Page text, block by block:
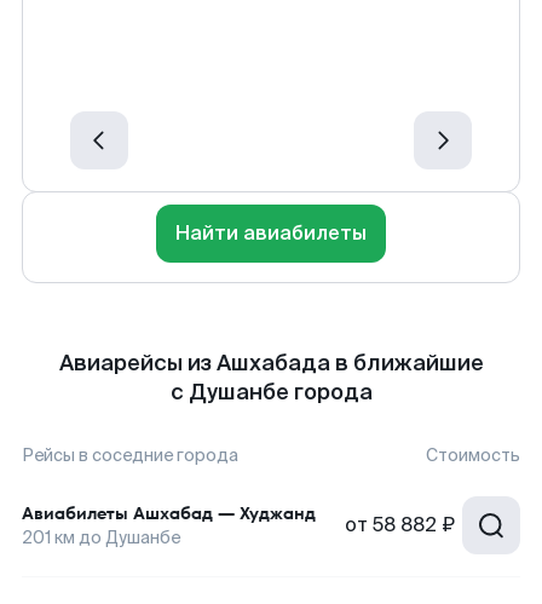
Найти авиабилеты
Авиарейсы из Ашхабада в ближайшие
с Душанбе города
Рейсы в соседние города Стоимость
Авиабилеты Ашхабад — Худжанд
201 км до Душанбе от 58 882 ₽